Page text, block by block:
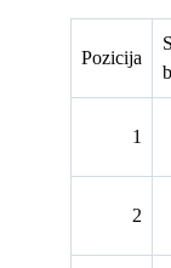
Pozicija
1
2